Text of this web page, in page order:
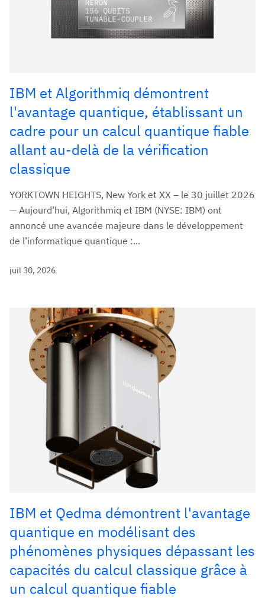
IBM et Algorithmiq démontrent
l'avantage quantique, établissant un
cadre pour un calcul quantique fiable
allant au-delà de la vérification
classique
YORKTOWN HEIGHTS, New York et XX – le 30 juillet 2026
— Aujourd’hui, Algorithmiq et IBM (NYSE: IBM) ont
annoncé une avancée majeure dans le développement
de l’informatique quantique :...
juil 30, 2026
IBM et Qedma démontrent l'avantage
quantique en modélisant des
phénomènes physiques dépassant les
capacités du calcul classique grâce à
un calcul quantique fiable